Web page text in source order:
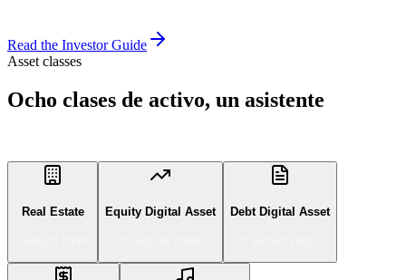
Read the Investor Guide
Asset classes
Ocho clases de activo, un asistente
Real Estate Equity Digital Asset Debt Digital Asset